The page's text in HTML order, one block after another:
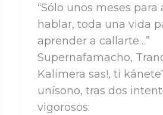
“Sólo unos meses para
hablar, toda una vida
aprender a callarte…”
Supernafamacho,
Kalimera sas!, ti
unísono, tras dos
vigorosos: